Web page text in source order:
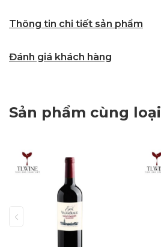
Thông tin chi tiết sản phẩm
Đánh giá khách hàng
Sản phẩm cùng loại